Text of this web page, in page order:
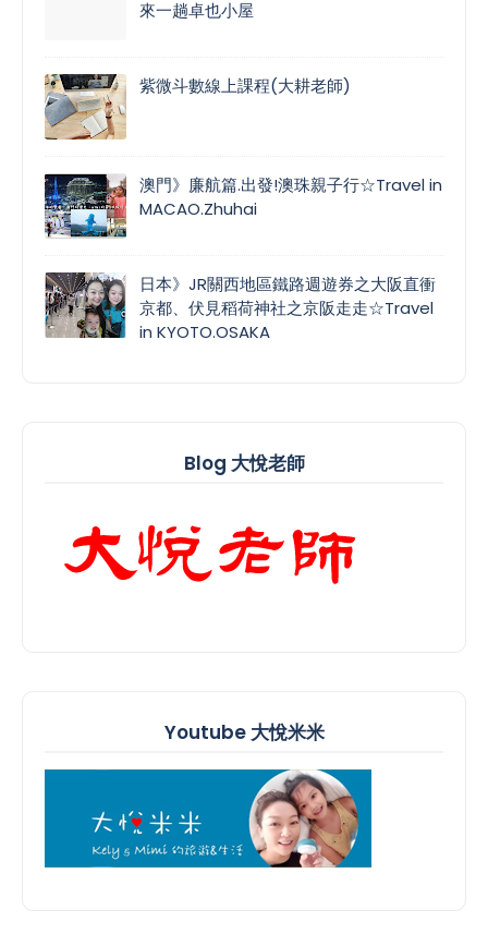
來一趟卓也小屋
紫微斗數線上課程(大耕老師)
澳門》廉航篇.出發!澳珠親子行☆Travel in
MACAO.Zhuhai
日本》JR關西地區鐵路週遊券之大阪直衝
京都、伏見稻荷神社之京阪走走☆Travel
in KYOTO.OSAKA
Blog 大悅老師
Youtube 大悅米米